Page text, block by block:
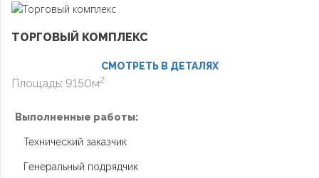
ТОРГОВЫЙ КОМПЛЕКС
СМОТРЕТЬ В ДЕТАЛЯХ
Площадь: 9150м2
Выполненные работы:
Технический заказчик
Генеральный подрядчик